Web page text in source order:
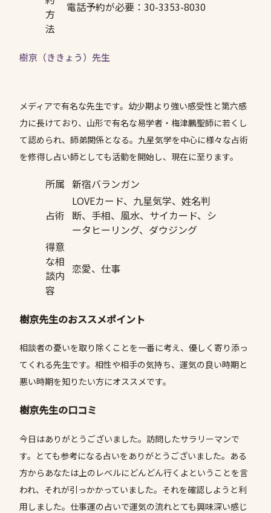
方
法
電話予約が必要：30-3353-8030
樹京（ききょう）先生
メディアで有名な先生です。幼少期より強い感受性と第六感
力に長けており、山形で有名な易学者・梅津鵬聖師に若くし
て認められ、師弟関係となる。九星気学を中心に様々な占術
を修得し占い師としても活動を開始し、現在に至ります。
所属 新宿バランガン
占術
LOVEカード、九星気学、姓名判
断、手相、風水、サイカード、シ
ータヒーリング、ダウジング
得意
な相
談内
容
恋愛、仕事
樹京先生のおススメポイント
相談者の憂いを取り除くことを一番に考え、優しく寄り添っ
てくれる先生です。相性や相手の気持ち、運気の良い時期と
悪い時期を知りたい方にオススメです。
樹京先生の口コミ
今日はありがとうございました。訪問したサラリーマンで
す。とても参考になる占いをありがとうございました。ある
方からあなたは上のレベルにどんどん行くよということを言
われ、それが引っかかっていました。それを確認しようと利
用しました。仕事運の占いで運気の流れとても興味深い感じ